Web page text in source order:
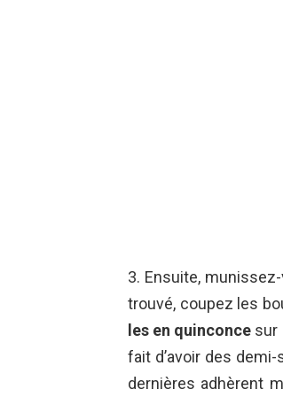
3. Ensuite,
trouvé, coupez les
les en quinconce sur
fait d’avoir des
dernières adhèrent